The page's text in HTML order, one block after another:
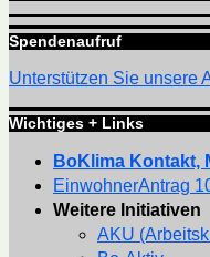
Spendenaufruf
Unterstützen Sie unsere
Wichtiges + Links
BoKlima Kontakt,
EinwohnerAntrag
Weitere Initiativen
AKU